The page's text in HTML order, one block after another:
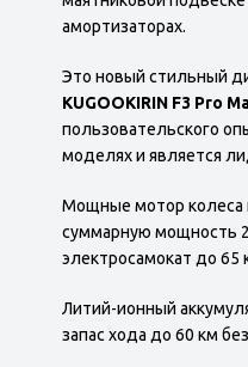
амортизаторах.
Это новый стильный
KUGOOKIRIN F3 Pro
пользовательского
моделях и является
Мощные мотор колеса
суммарную мощность
электросамокат до 65
Литий-ионный
запас хода до 60 км